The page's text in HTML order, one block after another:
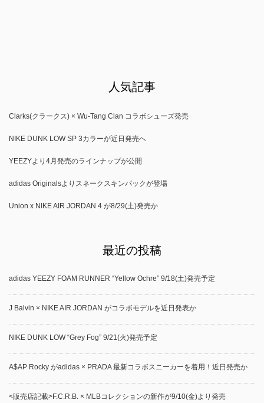
人気記事
Clarks(クラークス) × Wu-Tang Clan コラボシューズ発売
NIKE DUNK LOW SP 3カラーが近日発売へ
YEEZYより4月発売のラインナップが公開
adidas Originalsよりスネークスキンパックが登場
Union x NIKE AIR JORDAN 4 が8/29(土)発売か
最近の投稿
adidas YEEZY FOAM RUNNER “Yellow Ochre” 9/18(土)発売予定
J Balvin × NIKE AIR JORDAN がコラボモデルを近日発表か
NIKE DUNK LOW “Grey Fog” 9/21(火)発売予定
A$AP Rocky がadidas × PRADA 最新コラボスニーカーを着用！近日発売か
<販売店記載>F.C.R.B. × MLBコレクションの新作が9/10(金)より発売